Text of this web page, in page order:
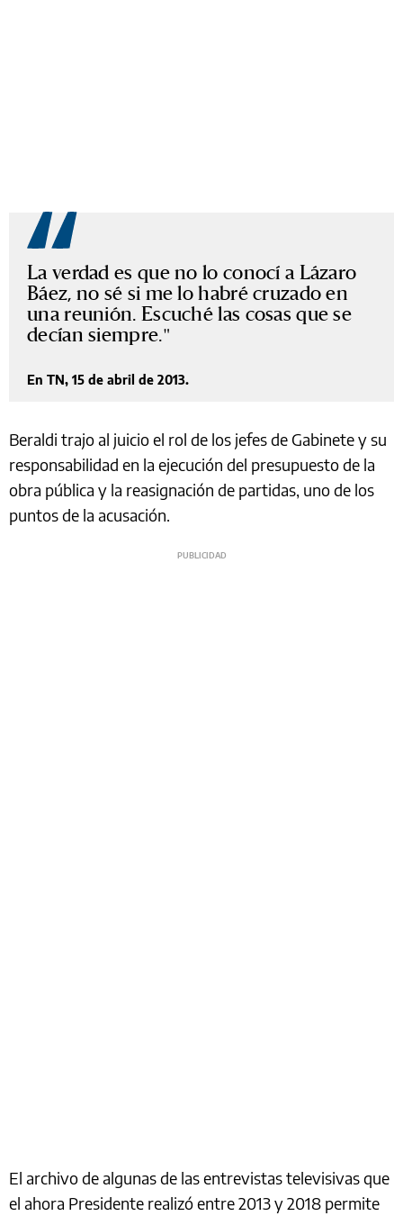
La verdad es que no lo conocí a Lázaro
Báez, no sé si me lo habré cruzado en
una reunión. Escuché las cosas que se
decían siempre.
En TN, 15 de abril de 2013.
Beraldi trajo al juicio el rol de los jefes de Gabinete y su
responsabilidad en la ejecución del presupuesto de la
obra pública y la reasignación de partidas, uno de los
puntos de la acusación.
El archivo de algunas de las entrevistas televisivas que
el ahora Presidente realizó entre 2013 y 2018 permite